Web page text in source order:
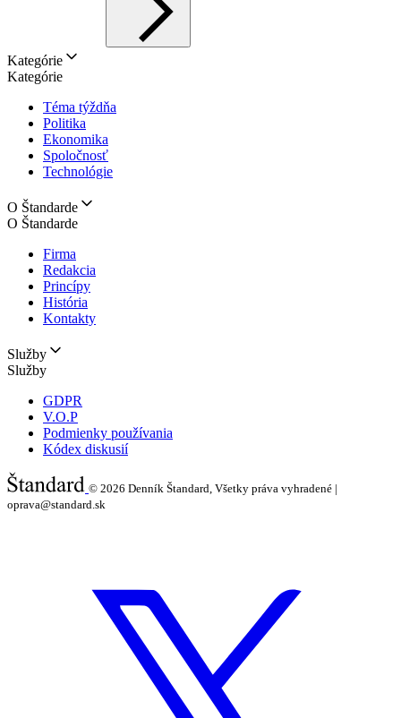
Kategórie
Kategórie
Téma týždňa
Politika
Ekonomika
Spoločnosť
Technológie
O Štandarde
O Štandarde
Firma
Redakcia
Princípy
História
Kontakty
Služby
Služby
GDPR
V.O.P
Podmienky používania
Kódex diskusií
© 2026 Denník Štandard, Všetky práva vyhradené |
oprava@standard.sk